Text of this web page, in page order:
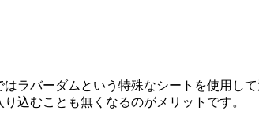
ラバーダムという特殊なシートを使用し
込むことも無くなるのがメリットです。